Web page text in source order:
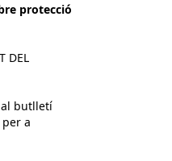
protecció
DEL
butlletí
a